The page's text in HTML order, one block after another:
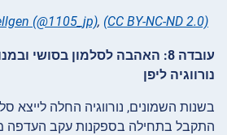
(@1105_jp), (CC BY-NC-ND 2.0)
עובדה 8: האהבה לסלמון בסושי
נורווגיה ליפן
בשנות השמונים, נורווגיה החלה לייצא
התקבל בתחילה בספקנות עקב העדפה